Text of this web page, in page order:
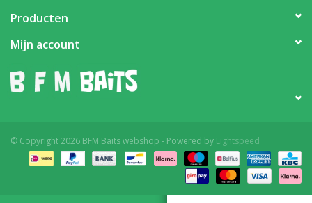
Producten
Mijn account
© Copyright 2026 BFM Baits webshop - Powered by Lightspeed